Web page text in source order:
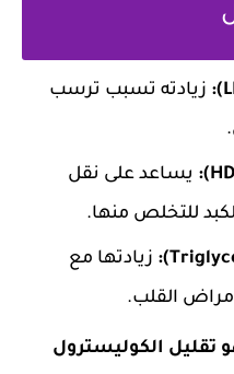
زيادته تسبب ترسب
يساعد على نقل
للتخلص منها.
زيادتها مع
تقليل الكوليسترول